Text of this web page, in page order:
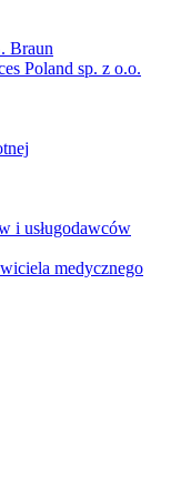
Braun
Poland sp. z o.o.
i usługodawców
medycznego